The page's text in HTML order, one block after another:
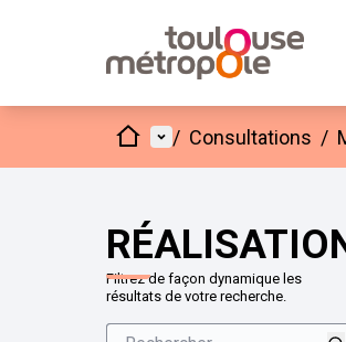
AccueilMenu principal
/ Consultations /
Filtrez de façon dynamique les
résultats de votre recherche.